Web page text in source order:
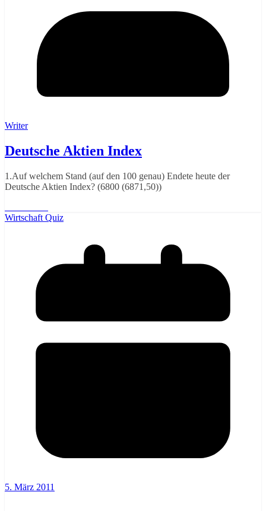
Writer
Deutsche Aktien Index
1.Auf welchem Stand (auf den 100 genau) Endete heute der
Deutsche Aktien Index? (6800 (6871,50))
Wirtschaft Quiz
5. März 2011